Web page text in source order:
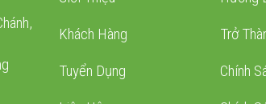
Khách Hàng
Tuyển Dụng
Trở
Chính